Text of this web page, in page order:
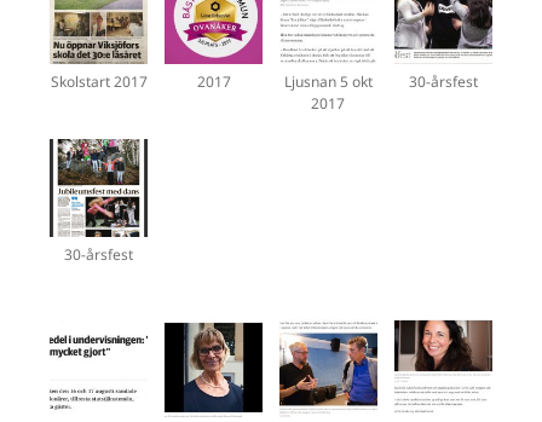
Skolstart 2017 2017
Ljusnan 5 okt
2017
30-årsfest
30-årsfest